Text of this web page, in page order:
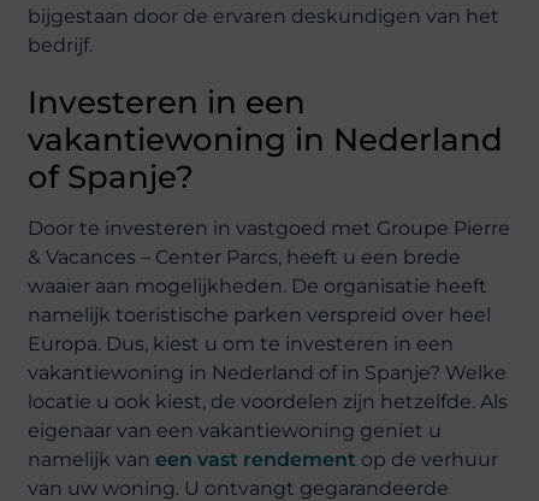
bijgestaan door de ervaren deskundigen van het
bedrijf.
Investeren in een
vakantiewoning in Nederland
of Spanje?
Door te investeren in vastgoed met Groupe Pierre
& Vacances – Center Parcs, heeft u een brede
waaier aan mogelijkheden. De organisatie heeft
namelijk toeristische parken verspreid over heel
Europa. Dus, kiest u om te investeren in een
vakantiewoning in Nederland of in Spanje? Welke
locatie u ook kiest, de voordelen zijn hetzelfde. Als
eigenaar van een vakantiewoning geniet u
namelijk vaneen vast rendement op de verhuur
van uw woning. U ontvangt gegarandeerde